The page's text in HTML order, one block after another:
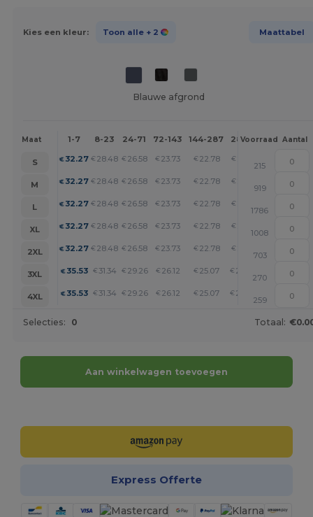
Kies een kleur: Toon alle + 2 Maattabel
Blauwe afgrond
Maat 1-7 8-23 24-71 72-143 144-287 288 + Meer
Voorraad Aantal
S € 32.27 € 28.48 € 26.58 € 23.73 € 22.78 €
215
M
€ 32.27 € 28.48 € 26.58 € 23.73 € 22.78 €
919
L
€ 32.27 € 28.48 € 26.58 € 23.73 € 22.78 €
1786
XL
€ 32.27 € 28.48 € 26.58 € 23.73 € 22.78 €
1008
2XL
€ 32.27 € 28.48 € 26.58 € 23.73 € 22.78 €
703
3XL
€ 35.53 € 31.34 € 29.26 € 26.12 € 25.07 € 24.03
270
4XL
€ 35.53 € 31.34 € 29.26 € 26.12 € 25.07 € 24.03
259
Selecties: 0 Totaal:
Aan winkelwagen toevoegen
Express Offerte